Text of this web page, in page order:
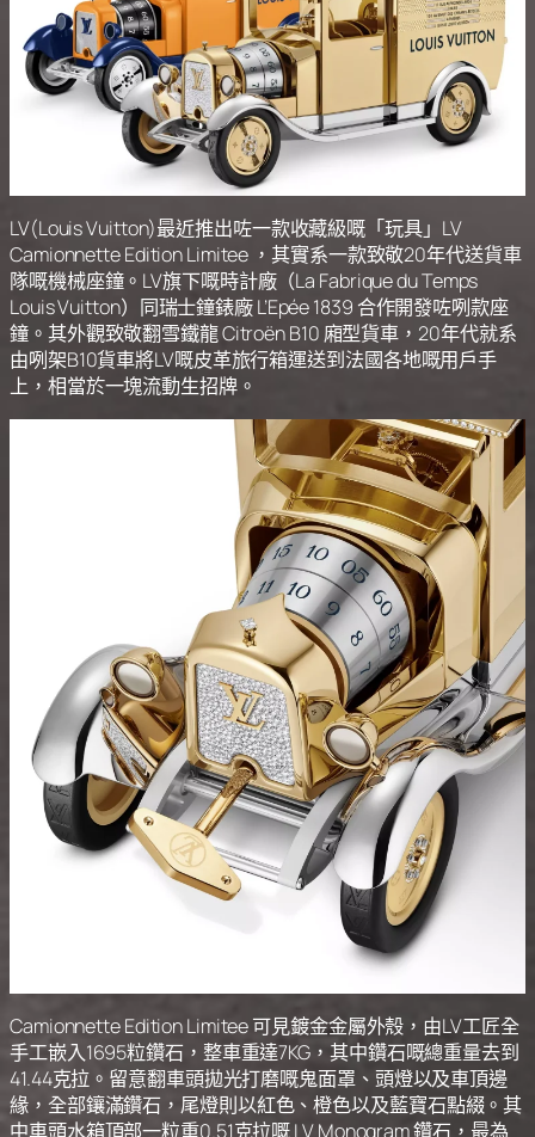
LV(Louis Vuitton)最近推出咗一款收藏級嘅「玩具」LV
Camionnette Edition Limitee ，其實系一款致敬20年代送貨車
隊嘅機械座鐘。LV旗下嘅時計廠（La Fabrique du Temps
Louis Vuitton）同瑞士鐘錶廠 L’Epée 1839 合作開發咗咧款座
鐘。其外觀致敬翻雪鐵龍 Citroën B10 廂型貨車，20年代就系
由咧架B10貨車將LV嘅皮革旅行箱運送到法國各地嘅用戶手
上，相當於一塊流動生招牌。
Camionnette Edition Limitee 可見鍍金金屬外殼，由LV工匠全
手工嵌入1695粒鑽石，整車重達7KG，其中鑽石嘅總重量去到
41.44克拉。留意翻車頭拋光打磨嘅鬼面罩、頭燈以及車頂邊
緣，全部鑲滿鑽石，尾燈則以紅色、橙色以及藍寶石點綴。其
中車頭水箱頂部一粒重0.51克拉嘅 LV Monogram 鑽石，最為